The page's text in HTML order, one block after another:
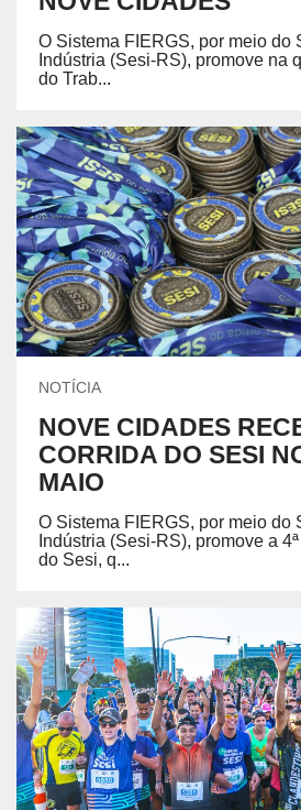
O Sistema FIERGS, por meio do
Indústria (Sesi-RS), promove na
do Trab...
NOTÍCIA
NOVE CIDADES
CORRIDA DO SESI
MAIO
O Sistema FIERGS, por meio do
Indústria (Sesi-RS), promove a
do Sesi, q...